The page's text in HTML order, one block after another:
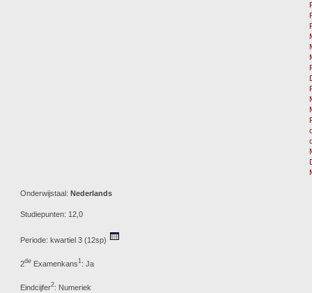
Onderwijstaal: Nederlands
Studiepunten: 12,0
Periode: kwartiel 3 (12sp)
2de Examenkans1: Ja
Eindcijfer2: Numeriek